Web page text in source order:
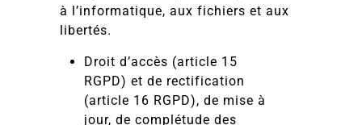
à l’informatique, aux fichiers et aux
libertés.
Droit d’accès (article 15
RGPD) et de rectification
(article 16 RGPD), de mise à
jour, de complétude des